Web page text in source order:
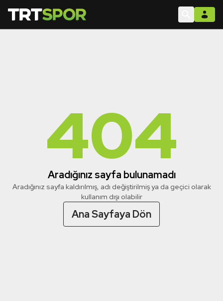
404
Aradığınız sayfa bulunamadı
Aradığınız sayfa kaldırılmış, adı değiştirilmiş ya da geçici olarak
kullanım dışı olabilir
Ana Sayfaya Dön